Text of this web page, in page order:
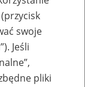
swoje
Jeśli
pliki